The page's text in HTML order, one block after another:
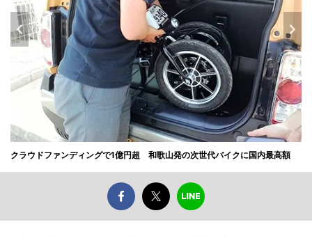
クラウドファンディングで1億円超 和歌山発の次世代バイクに国内最高額